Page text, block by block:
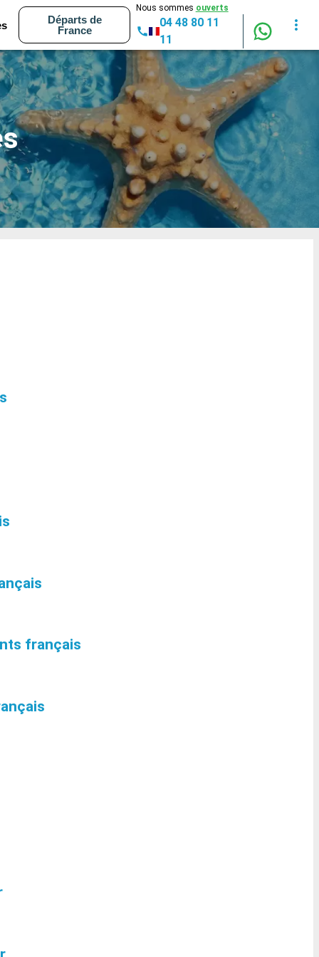
Départs de
France
Nous sommes ouverts
04 48 80 11
11
français